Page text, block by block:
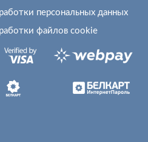
персональных данных
файлов cookie